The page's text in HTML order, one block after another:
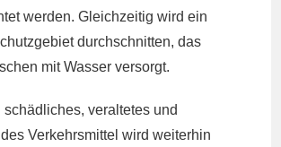
werden. Gleichzeitig wird ein
durchschnitten, das
mit Wasser versorgt.
schädliches, veraltetes und
Verkehrsmittel wird weiterhin